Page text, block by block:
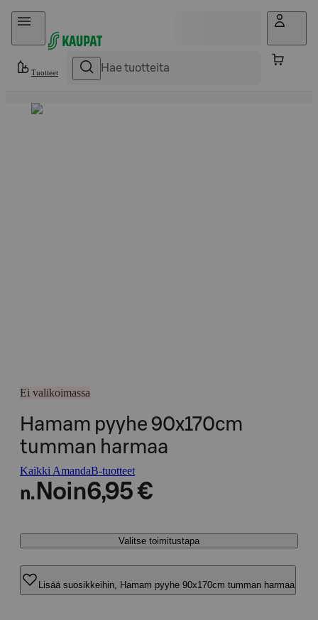
Hyppää sisältöön
Tuotteet
Ei valikoimassa
Hamam pyyhe 90x170cm
tumman harmaa
Kaikki AmandaB-tuotteet
n. Noin6,95 €
Valitse toimitustapa
Lisää suosikkeihin, Hamam pyyhe 90x170cm tumman harmaa